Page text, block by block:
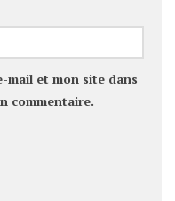
mail et mon site dans
commentaire.